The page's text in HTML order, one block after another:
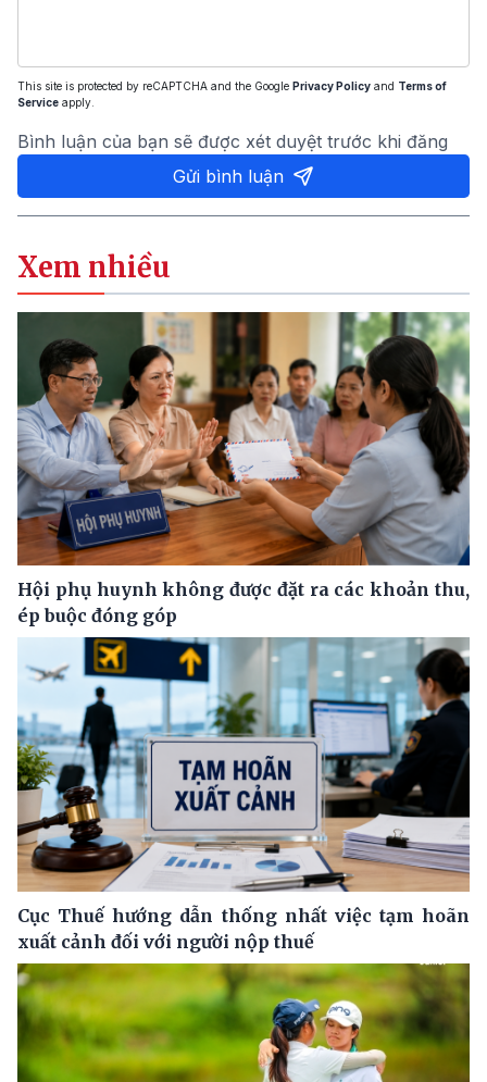
This site is protected by reCAPTCHA and the Google Privacy Policy and Terms of
Service apply.
Bình luận của bạn sẽ được xét duyệt trước khi đăng
Gửi bình luận
Xem nhiều
Hội phụ huynh không được đặt ra các khoản thu,
ép buộc đóng góp
Cục Thuế hướng dẫn thống nhất việc tạm hoãn
xuất cảnh đối với người nộp thuế